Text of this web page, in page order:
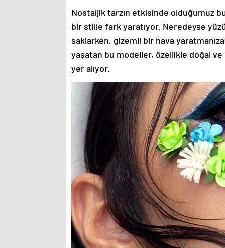
Nostaljik tarzın etkisinde olduğumuz
bir stille fark yaratıyor. Neredeyse
saklarken, gizemli bir hava yaratmanıza
yaşatan bu modeller, özellikle doğal
yer alıyor.